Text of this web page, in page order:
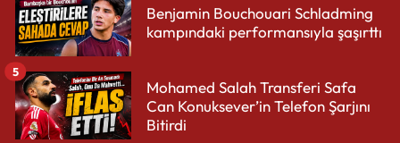
Benjamin Bouchouari Schladming
kampındaki performansıyla şaşırttı
Mohamed Salah Transferi Safa
Can Konuksever’in Telefon Şarjını
Bitirdi
5